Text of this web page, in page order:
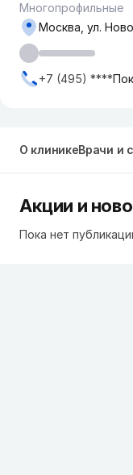
Многопрофильные
Москва, ул.
+7 (495) ****
О клиникеВрачи и
Акции и
Пока нет